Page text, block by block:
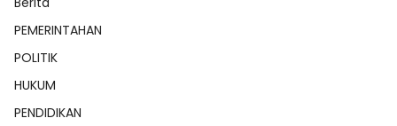
PEMERINTAHAN
POLITIK
HUKUM
PENDIDIKAN